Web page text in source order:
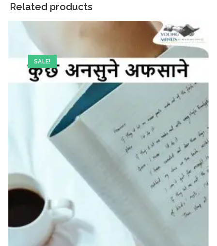
Related products
SALE!